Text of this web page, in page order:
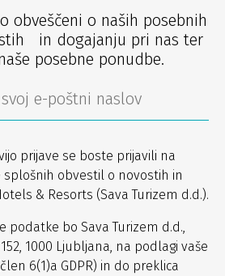
obveščeni o naših posebnih
in dogajanju pri nas ter
posebne ponudbe.
prijave se boste prijavili na
splošnih obvestil o novostih in
& Resorts (Sava Turizem d.d.).
podatke bo Sava Turizem d.d.,
1000 Ljubljana, na podlagi vaše
6(1)a GDPR) in do preklica